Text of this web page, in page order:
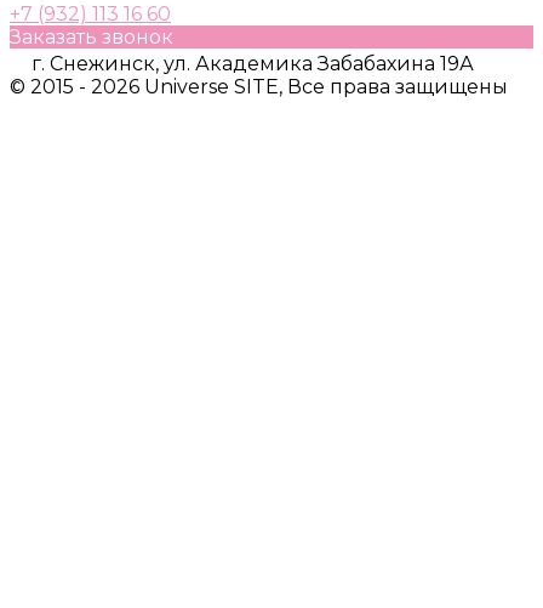
+7 (932) 113 16 60
Заказать звонок
г. Снежинск, ул. Академика Забабахина 19А
© 2015 - 2026 Universe SITE, Все права защищены